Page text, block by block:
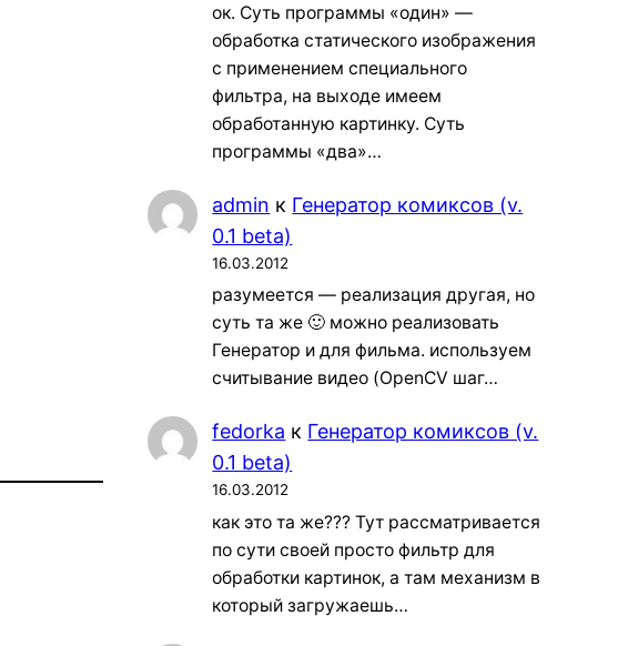
ок. Суть программы «один» —
обработка статического изображения
с применением специального
фильтра, на выходе имеем
обработанную картинку. Суть
программы «два»…
admin к Генератор комиксов (v.
0.1 beta)
16.03.2012
разумеется — реализация другая, но
суть та же 🙂 можно реализовать
Генератор и для фильма. используем
считывание видео (OpenCV шаг…
fedorka к Генератор комиксов (v.
0.1 beta)
16.03.2012
как это та же??? Тут рассматривается
по сути своей просто фильтр для
обработки картинок, а там механизм в
который загружаешь…